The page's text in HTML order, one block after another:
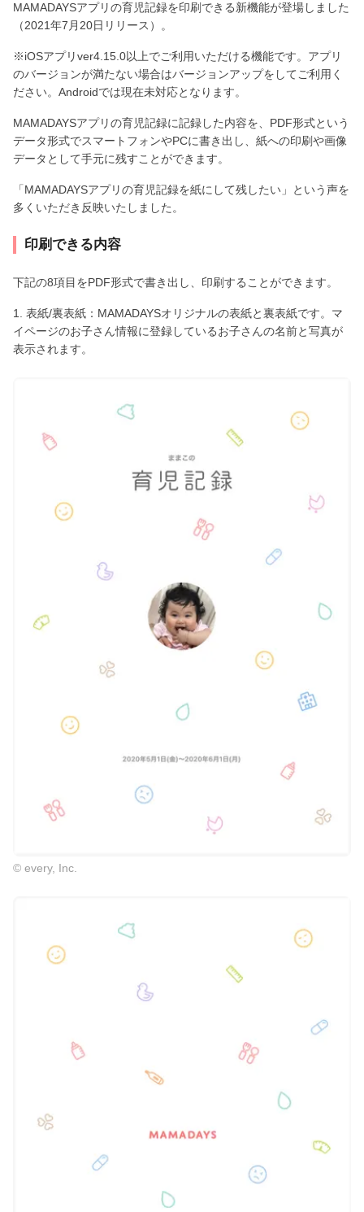
MAMADAYSアプリの育児記録を印刷できる新機能が登場しました
（2021年7月20日リリース）。
※iOSアプリver4.15.0以上でご利用いただける機能です。アプリ
のバージョンが満たない場合はバージョンアップをしてご利用く
ださい。Androidでは現在未対応となります。
MAMADAYSアプリの育児記録に記録した内容を、PDF形式という
データ形式でスマートフォンやPCに書き出し、紙への印刷や画像
データとして手元に残すことができます。
「MAMADAYSアプリの育児記録を紙にして残したい」という声を
多くいただき反映いたしました。
印刷できる内容
下記の8項目をPDF形式で書き出し、印刷することができます。
1. 表紙/裏表紙：MAMADAYSオリジナルの表紙と裏表紙です。マ
イページのお子さん情報に登録しているお子さんの名前と写真が
表示されます。
© every, Inc.